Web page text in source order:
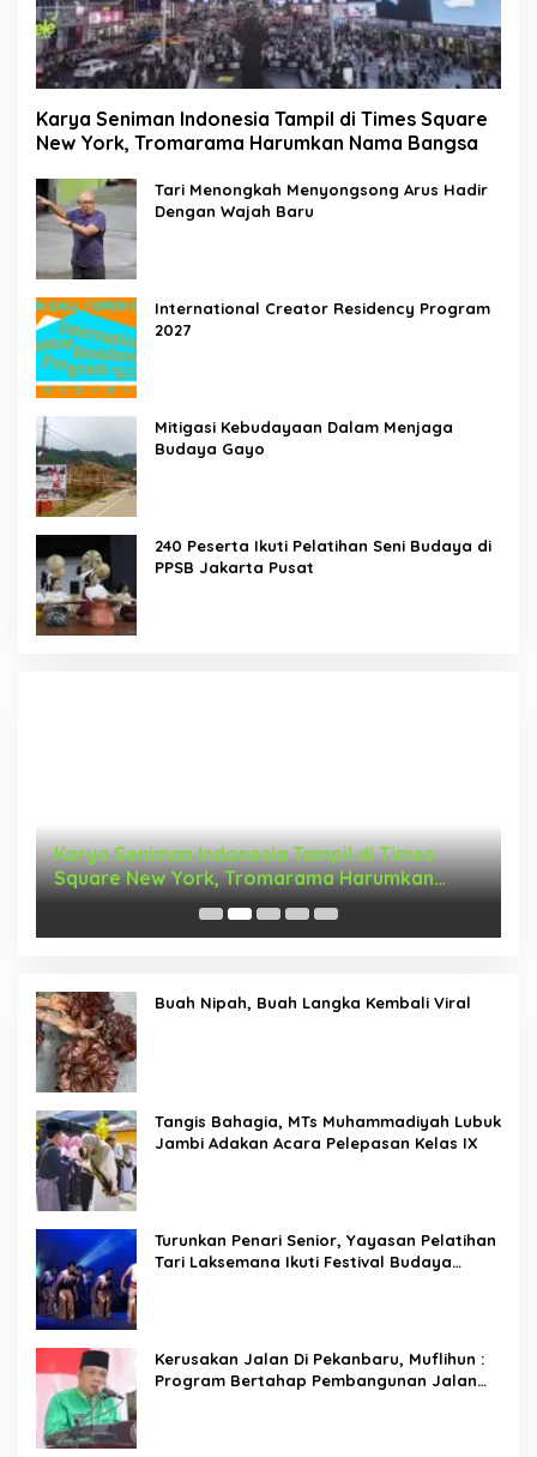
Karya Seniman Indonesia Tampil di Times Square
New York, Tromarama Harumkan Nama Bangsa
Tari Menongkah Menyongsong Arus Hadir
Dengan Wajah Baru
International Creator Residency Program
2027
Mitigasi Kebudayaan Dalam Menjaga
Budaya Gayo
240 Peserta Ikuti Pelatihan Seni Budaya di
PPSB Jakarta Pusat
Karya Seniman Indonesia Tampil di Times
Square New York, Tromarama Harumkan
Nama Bangsa
Buah Nipah, Buah Langka Kembali Viral
Tangis Bahagia, MTs Muhammadiyah Lubuk
Jambi Adakan Acara Pelepasan Kelas IX
Turunkan Penari Senior, Yayasan Pelatihan
Tari Laksemana Ikuti Festival Budaya
Kerusakan Jalan Di Pekanbaru, Muflihun :
Program Bertahap Pembangunan Jalan